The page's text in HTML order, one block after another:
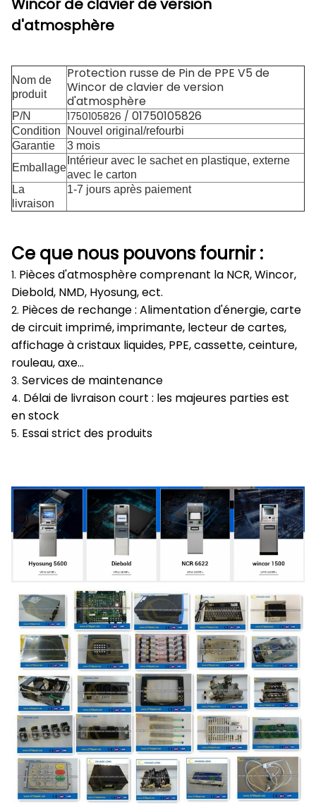
Wincor de clavier de version
d'atmosphère
Nom de
produit
Protection russe de Pin de PPE V5 de
Wincor de clavier de version
d'atmosphère
P/N 1750105826 / 01750105826
Condition
Nouvel original/refourbi
Garantie
3 mois
Emballage
Intérieur avec le sachet en plastique, externe
avec le carton
La
livraison
1-7 jours après paiement
Ce que nous pouvons fournir :
1. Pièces d'atmosphère comprenant la NCR, Wincor,
Diebold, NMD, Hyosung, ect.
2. Pièces de rechange : Alimentation d'énergie, carte
de circuit imprimé, imprimante, lecteur de cartes,
affichage à cristaux liquides, PPE, cassette, ceinture,
rouleau, axe…
3. Services de maintenance
4. Délai de livraison court : les majeures parties est
en stock
5. Essai strict des produits